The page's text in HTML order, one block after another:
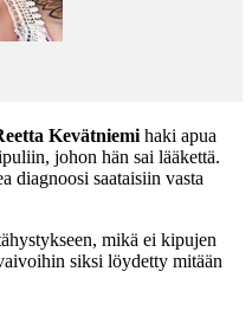
Kevätniemi haki apua
johon hän sai lääkettä.
diagnoosi saataisiin vasta
mikä ei kipujen
siksi löydetty mitään